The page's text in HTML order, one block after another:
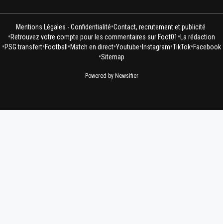
Mentions Légales - Confidentialité•Contact, recrutement et publicité
•Retrouvez votre compte pour les commentaires sur Foot01 •La rédaction
•PSG transfert•Football •Match en direct•Youtube• Instagram•TikTok•Facebook
•Sitemap
Powered by Newsifier